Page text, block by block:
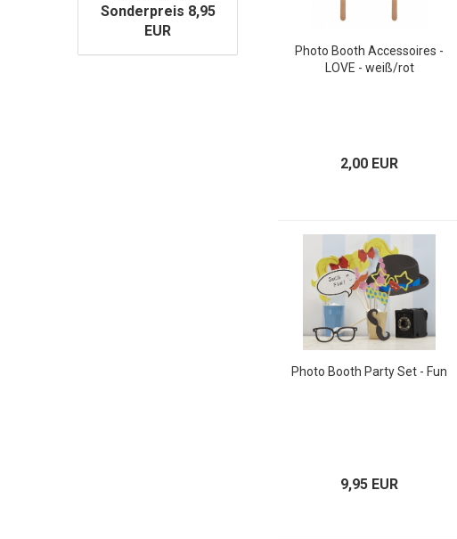
Photo Booth Accessoires -
LOVE - weiß/rot
2,00 EUR
Photo Booth Party Set - Fun
9,95 EUR
Sonderpreis 8,95
EUR